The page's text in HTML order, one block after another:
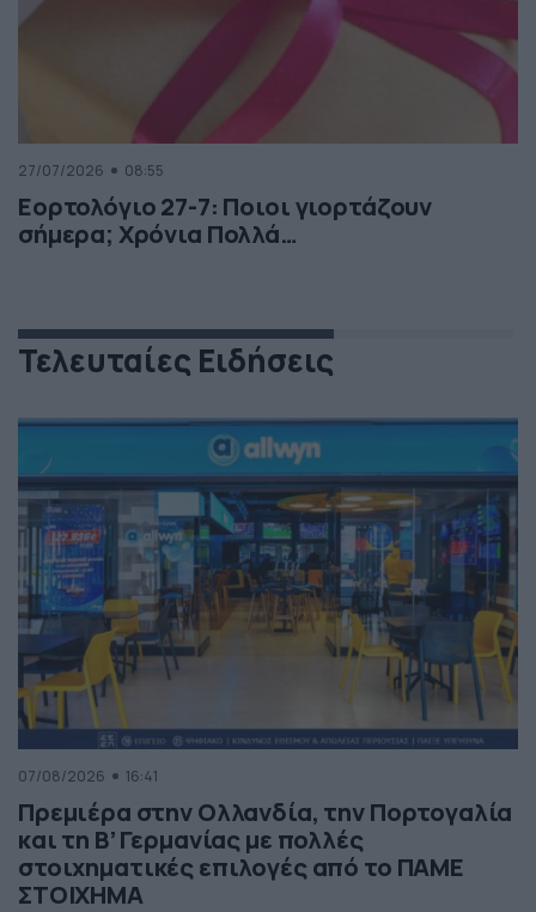
27/07/2026 08:55
Εορτολόγιο 27-7: Ποιοι γιορτάζουν
σήμερα; Χρόνια Πολλά…
Τελευταίες Ειδήσεις
07/08/2026 16:41
Πρεμιέρα στην Ολλανδία, την Πορτογαλία
και τη Β’ Γερμανίας με πολλές
στοιχηματικές επιλογές από το ΠΑΜΕ
ΣΤΟΙΧΗΜΑ